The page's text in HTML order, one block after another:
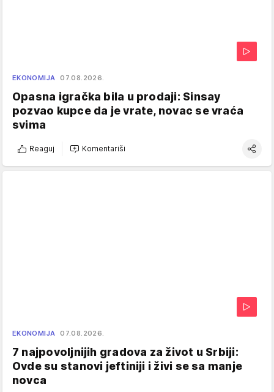
EKONOMIJA 07.08.2026.
Opasna igračka bila u prodaji: Sinsay
pozvao kupce da je vrate, novac se vraća
svima
Reaguj Komentariši
EKONOMIJA 07.08.2026.
7 najpovoljnijih gradova za život u Srbiji:
Ovde su stanovi jeftiniji i živi se sa manje
novca